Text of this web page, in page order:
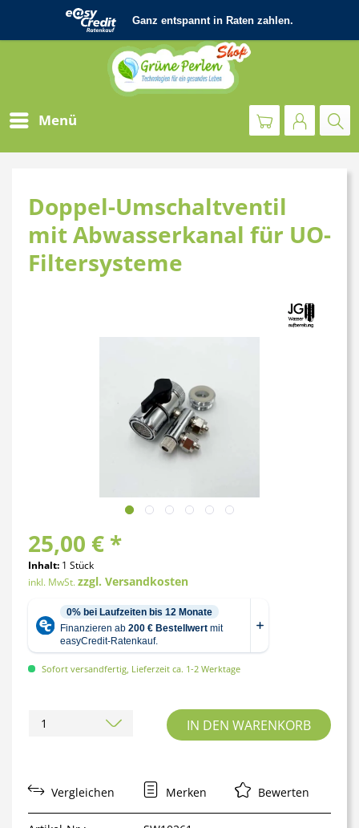
Menü
Doppel-Umschaltventil
mit Abwasserkanal für UO-
Filtersysteme
25,00 € *
Inhalt: 1 Stück
inkl. MwSt.zzgl. Versandkosten
Sofort versandfertig, Lieferzeit ca. 1-2 Werktage
IN DEN WARENKORB
Vergleichen Merken Bewerten